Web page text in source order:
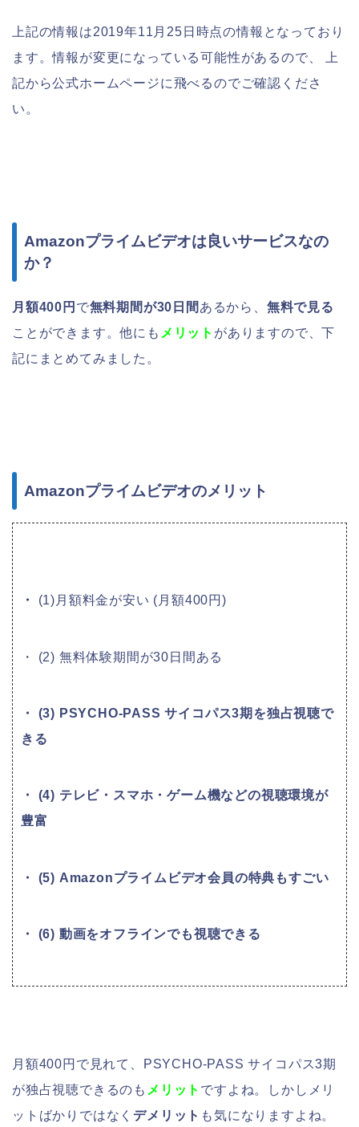
上記の情報は2019年11月25日時点の情報となっており
ます。情報が変更になっている可能性があるので、 上
記から公式ホームページに飛べるのでご確認くださ
い。
Amazonプライムビデオは良いサービスなの
か？
月額400円 で無料期間が30日間 あるから、 無料で見る
ことができます。他にも メリット がありますので、下
記にまとめてみました。
Amazonプライムビデオのメリット
・ (1) 月額料金が安い (月額400円)
・ (2) 無料体験期間が30日間ある
・ (3) PSYCHO-PASS サイコパス3期を独占視聴で
きる
・ (4) テレビ・スマホ・ゲーム機などの視聴環境が
豊富
・ (5) Amazonプライムビデオ会員の特典もすごい
・ (6) 動画をオフラインでも視聴できる
月額400円で見れて、PSYCHO-PASS サイコパス3期
が独占視聴できるのも メリット ですよね。しかしメリ
ットばかりではなく デメリット も気になりますよね。